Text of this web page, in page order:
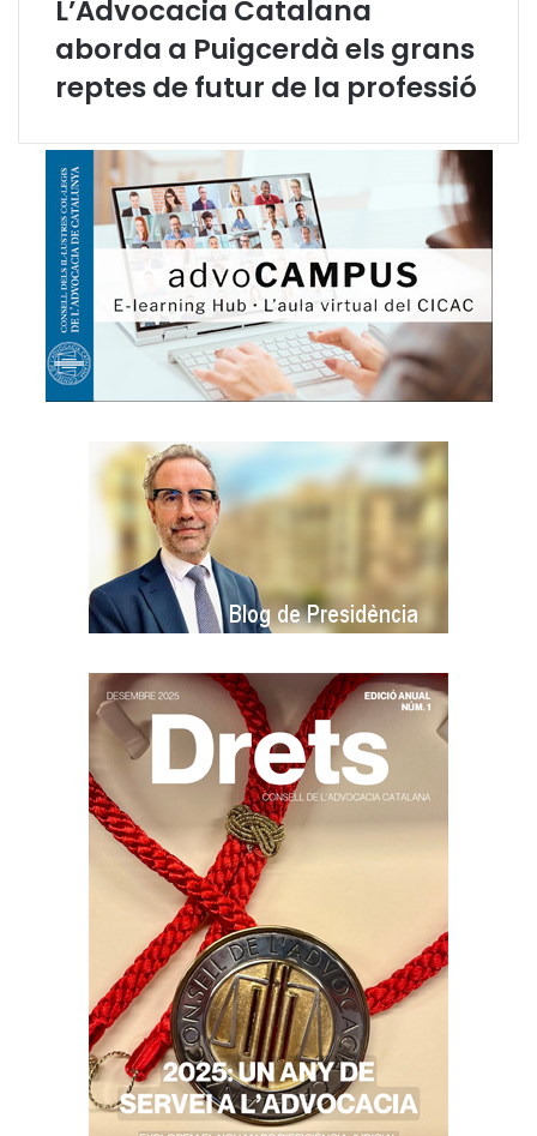
L’Advocacia Catalana
aborda a Puigcerdà els grans
reptes de futur de la professió